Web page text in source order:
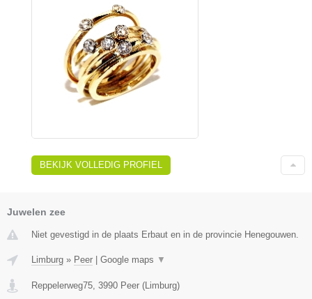
BEKIJK VOLLEDIG PROFIEL
Juwelen zee
Niet gevestigd in de plaats Erbaut en in de provincie Henegouwen.
Limburg » Peer Google maps ▼
Reppelerweg75, 3990 Peer (Limburg)